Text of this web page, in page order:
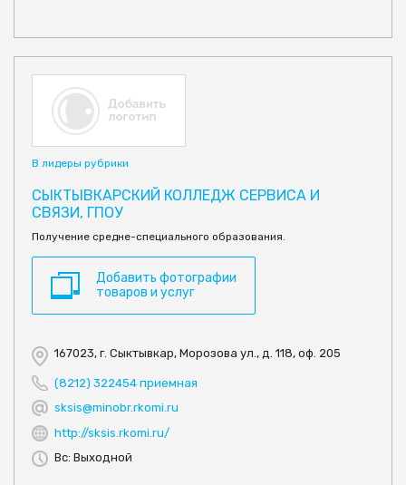
В лидеры рубрики
СЫКТЫВКАРСКИЙ КОЛЛЕДЖ СЕРВИСА И
СВЯЗИ, ГПОУ
Получение средне-специального образования.
Добавить фотографии
товаров и услуг
167023, г. Сыктывкар, Морозова ул., д. 118, оф. 205
(8212) 322454 приемная
sksis@minobr.rkomi.ru
http://sksis.rkomi.ru/
Вс: Выходной